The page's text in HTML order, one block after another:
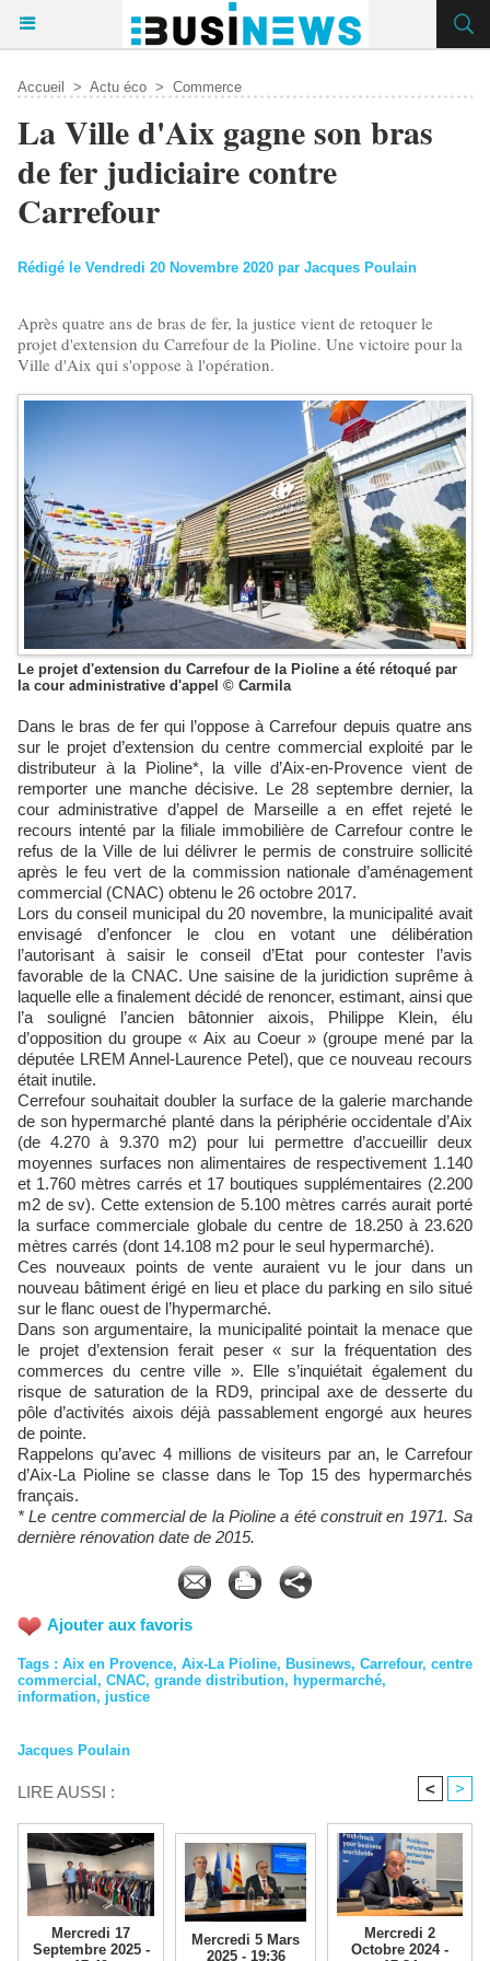
Accueil > Actu éco > Commerce
La Ville d'Aix gagne son bras
de fer judiciaire contre
Carrefour
Rédigé le Vendredi 20 Novembre 2020 par Jacques Poulain
Après quatre ans de bras de fer, la justice vient de retoquer le
projet d'extension du Carrefour de la Pioline. Une victoire pour la
Ville d'Aix qui s'oppose à l'opération.
Le projet d'extension du Carrefour de la Pioline a été rétoqué par
la cour administrative d'appel © Carmila
Dans le bras de fer qui l’oppose à Carrefour depuis quatre ans
sur le projet d’extension du centre commercial exploité par le
distributeur à la Pioline*, la ville d’Aix-en-Provence vient de
remporter une manche décisive. Le 28 septembre dernier, la
cour administrative d’appel de Marseille a en effet rejeté le
recours intenté par la filiale immobilière de Carrefour contre le
refus de la Ville de lui délivrer le permis de construire sollicité
après le feu vert de la commission nationale d’aménagement
commercial (CNAC) obtenu le 26 octobre 2017.
Lors du conseil municipal du 20 novembre, la municipalité avait
envisagé d’enfoncer le clou en votant une délibération
l’autorisant à saisir le conseil d’Etat pour contester l’avis
favorable de la CNAC. Une saisine de la juridiction suprême à
laquelle elle a finalement décidé de renoncer, estimant, ainsi que
l’a souligné l’ancien bâtonnier aixois, Philippe Klein, élu
d’opposition du groupe « Aix au Coeur » (groupe mené par la
députée LREM Annel-Laurence Petel), que ce nouveau recours
était inutile.
Cerrefour souhaitait doubler la surface de la galerie marchande
de son hypermarché planté dans la périphérie occidentale d’Aix
(de 4.270 à 9.370 m2) pour lui permettre d’accueillir deux
moyennes surfaces non alimentaires de respectivement 1.140
et 1.760 mètres carrés et 17 boutiques supplémentaires (2.200
m2 de sv). Cette extension de 5.100 mètres carrés aurait porté
la surface commerciale globale du centre de 18.250 à 23.620
mètres carrés (dont 14.108 m2 pour le seul hypermarché).
Ces nouveaux points de vente auraient vu le jour dans un
nouveau bâtiment érigé en lieu et place du parking en silo situé
sur le flanc ouest de l’hypermarché.
Dans son argumentaire, la municipalité pointait la menace que
le projet d’extension ferait peser « sur la fréquentation des
commerces du centre ville ». Elle s’inquiétait également du
risque de saturation de la RD9, principal axe de desserte du
pôle d’activités aixois déjà passablement engorgé aux heures
de pointe.
Rappelons qu’avec 4 millions de visiteurs par an, le Carrefour
d’Aix-La Pioline se classe dans le Top 15 des hypermarchés
français.
* Le centre commercial de la Pioline a été construit en 1971. Sa
dernière rénovation date de 2015.
Ajouter aux favoris
Tags : Aix en Provence, Aix-La Pioline, Businews, Carrefour, centre
commercial , CNAC, grande distribution, hypermarché,
information, justice
Jacques Poulain
LIRE AUSSI : < >
Mercredi 17
Septembre 2025 -
Mercredi 5 Mars
2025 - 19:36
Mercredi 2
Octobre 2024 -